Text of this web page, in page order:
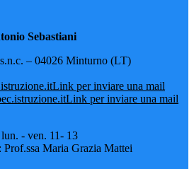
Sebastiani
– 04026 Minturno (LT)
Link per inviare una mail
Link per inviare una mail
- ven. 11- 13
Maria Grazia Mattei